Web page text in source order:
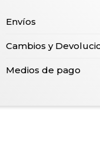
Envíos
Cambios y
Medios de pago